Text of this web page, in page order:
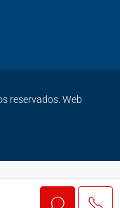
reservados. Web